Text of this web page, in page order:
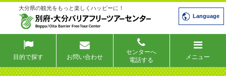
大分県の観光をもっと楽しくハッピーに！
Language
目的で探す お問い合わせ
センターへ
電話する
メニュー